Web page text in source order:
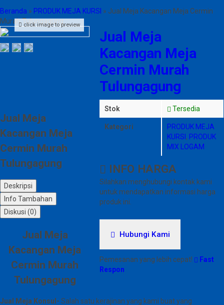
Beranda » PRODUK MEJA KURSI » Jual Meja Kacangan Meja Cermin
Murah Tulungagung
click image to preview
Jual Meja
Kacangan Meja
Cermin Murah
Tulungagung
Stok Tersedia
Kategori
PRODUK MEJA
KURSI , PRODUK
MIX LOGAM
INFO HARGA
Silahkan menghubungi kontak kami
untuk mendapatkan informasi harga
produk ini.
Hubungi Kami
Pemesanan yang lebih cepat!
Fast
Respon
Jual Meja
Kacangan Meja
Cermin Murah
Tulungagung
Deskripsi
Info Tambahan
Diskusi (0)
Jual Meja
Kacangan Meja
Cermin Murah
Tulungagung
Jual Meja Konsul- Salah satu kerajinan yang kami buat yang